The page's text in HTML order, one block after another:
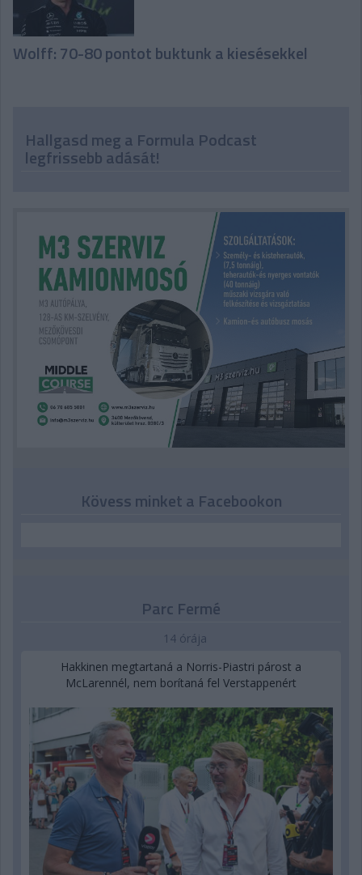
Wolff: 70-80 pontot buktunk a kiesésekkel
Hallgasd meg a Formula Podcast
legfrissebb adását!
Kövess minket a Facebookon
Parc Fermé
14 órája
Hakkinen megtartaná a Norris-Piastri párost a
McLarennél, nem borítaná fel Verstappenért